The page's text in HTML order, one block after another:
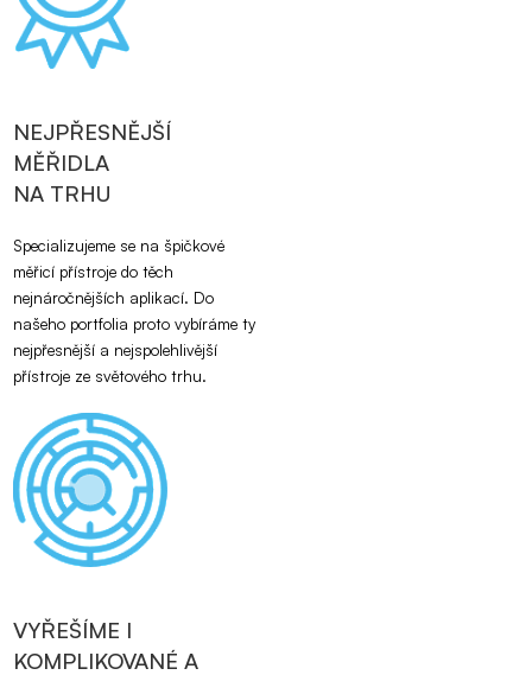
NEJPŘESNĚJŠÍ
MĚŘIDLA
NA TRHU
Specializujeme se na špičkové
měřicí přístroje do těch
nejnáročnějších aplikací. Do
našeho portfolia proto vybíráme ty
nejpřesnější a nejspolehlivější
přístroje ze světového trhu.
VYŘEŠÍME I
KOMPLIKOVANÉ A